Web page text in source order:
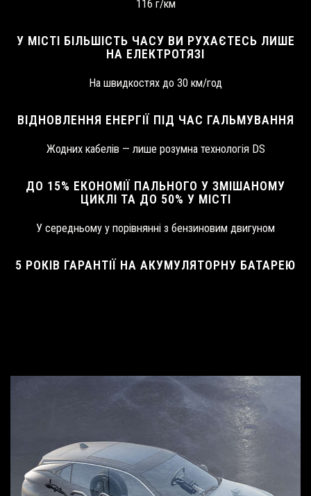
116 г/км
У МІСТІ БІЛЬШІСТЬ ЧАСУ ВИ РУХАЄТЕСЬ ЛИШЕ
НА ЕЛЕКТРОТЯЗІ
На швидкостях до 30 км/год
ВІДНОВЛЕННЯ ЕНЕРГІЇ ПІД ЧАС ГАЛЬМУВАННЯ
Жодних кабелів — лише розумна технологія DS
ДО 15% ЕКОНОМІЇ ПАЛЬНОГО У ЗМІШАНОМУ
ЦИКЛІ ТА ДО 50% У МІСТІ
У середньому у порівнянні з бензиновим двигуном
5 РОКІВ ГАРАНТІЇ НА АКУМУЛЯТОРНУ БАТАРЕЮ